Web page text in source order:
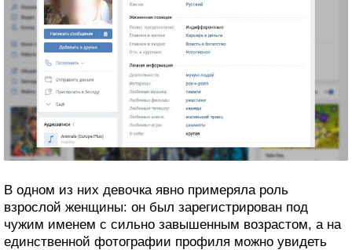
В одном из них девочка явно примеряла роль
взрослой женщины: он был зарегистрирован под
чужим именем с сильно завышенным возрастом, а на
единственной фотографии профиля можно увидеть